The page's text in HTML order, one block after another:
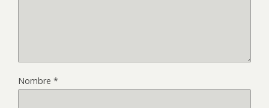
Nombre *